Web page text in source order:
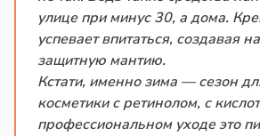
улице при минус 30, а дома.
успевает впитаться, создавая
защитную мантию.
Кстати, именно зима — сезон
косметики с ретинолом, с
профессиональном уходе это